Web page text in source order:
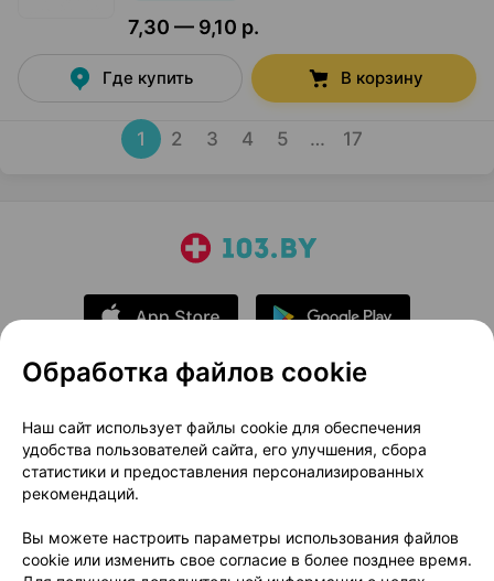
7,30 — 9,10 р.
Где купить В корзину
1 2 3 4 5 … 17
О проекте
Новости проекта
Размещение рекламы
Медицинский маркетинг
Публичный договор
Доставка
Способы оплаты
Вакансии
Партнеры
Обработка файлов cookie
Наш сайт использует файлы cookie для обеспечения
удобства пользователей сайта, его улучшения, сбора
статистики и предоставления персонализированных
рекомендаций.
Вы можете настроить параметры использования файлов
cookie или изменить свое согласие в более позднее время.